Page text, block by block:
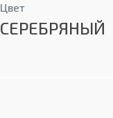
Цвет
СЕРЕБРЯНЫЙ